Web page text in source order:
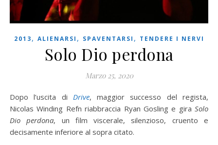
2013, ALIENARSI , SPAVENTARSI , TENDERE I NERVI
Solo Dio perdona
Marzo 25, 2020
Dopo l’uscita di Drive, maggior successo del regista,
Nicolas Winding Refn riabbraccia Ryan Gosling e gira Solo
Dio perdona, un film viscerale, silenzioso, cruento e
decisamente inferiore al sopra citato.